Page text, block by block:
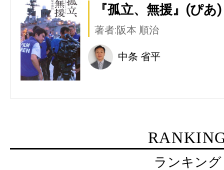
『孤立、無援』(ぴあ)
著者:阪本 順治
中条 省平
ランキング